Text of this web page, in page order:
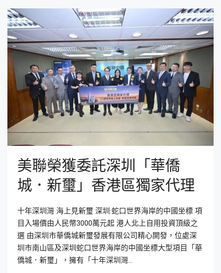
美聯榮獲委託深圳「華僑
城．新璽」香港區獨家代理
十年深圳灣 海上見新璽 深圳·蛇口世界海岸的中國坐標 項
目入場價由人民幣3000萬元起 港人北上自用投資頂級之
選 由深圳市華僑城新璽發展有限公司精心開發，位處深
圳市南山區及深圳蛇口世界海岸的中國坐標大型項目「華
僑城．新璽」，擁有「十年深圳灣...